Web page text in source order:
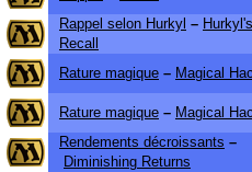
Rappel selon Hurkyl – Hurkyl's
Recall
Rature magique – Magical
Rature magique – Magical
Rendements décroissants –
Diminishing Returns